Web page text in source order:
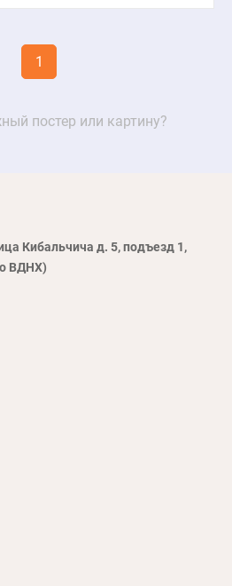
1
постер или картину?
Кибальчича д. 5, подъезд 1,
ВДНХ)